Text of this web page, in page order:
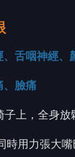
、舌咽神經、
、臉痛
上，全身放
時用力張大嘴